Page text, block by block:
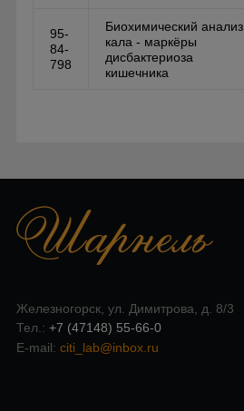
95-
84-
798
Биохимический анализ
кала - маркёры
дисбактериоза
кишечника
Железногорск, ул. Димитрова, д. 8/3
Тел.: +7 (47148) 55-66-0
E-mail: citi_lab@inbox.ru